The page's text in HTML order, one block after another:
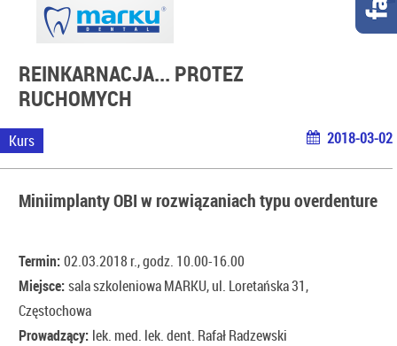
REINKARNACJA... PROTEZ
RUCHOMYCH
Kurs 2018-03-02
Miniimplanty OBI w rozwiązaniach typu overdenture
Termin:02.03.2018 r., godz. 10.00-16.00
Miejsce:sala szkoleniowa MARKU, ul. Loretańska 31,
Częstochowa
Prowadzący: lek. med. lek. dent. Rafał Radzewski